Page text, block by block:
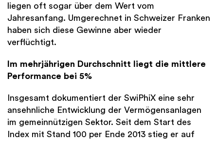
liegen oft sogar über dem Wert vom
Jahresanfang. Umgerechnet in Schweizer Franken
haben sich diese Gewinne aber wieder
verflüchtigt.
Im mehrjährigen Durchschnitt liegt die mittlere
Performance bei 5%
Insgesamt dokumentiert der SwiPhiX eine sehr
ansehnliche Entwicklung der Vermögensanlagen
im gemeinnützigen Sektor. Seit dem Start des
Index mit Stand 100 per Ende 2013 stieg er auf